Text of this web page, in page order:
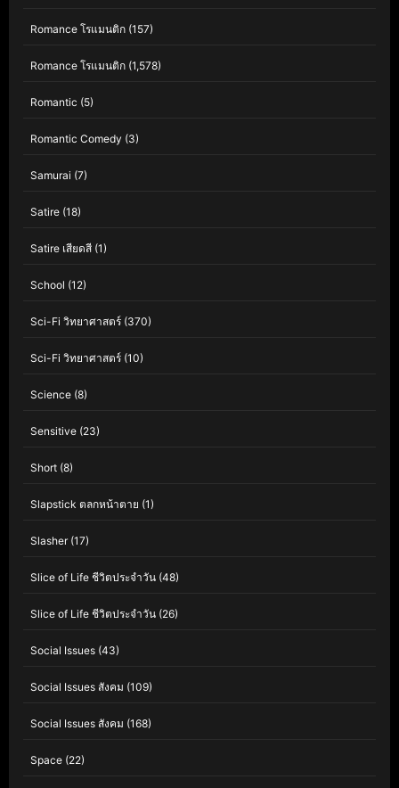
Romance โรแมนติก (157)
Romance โรแมนติก (1,578)
Romantic (5)
Romantic Comedy (3)
Samurai (7)
Satire (18)
Satire เสียดสี (1)
School (12)
Sci-Fi วิทยาศาสตร์ (370)
Sci-Fi วิทยาศาสตร์ (10)
Science (8)
Sensitive (23)
Short (8)
Slapstick ตลกหน้าตาย (1)
Slasher(17)
Slice of Life ชีวิตประจำวัน (48)
Slice of Life ชีวิตประจำวัน (26)
Social Issues (43)
Social Issues สังคม (109)
Social Issues สังคม (168)
Space (22)